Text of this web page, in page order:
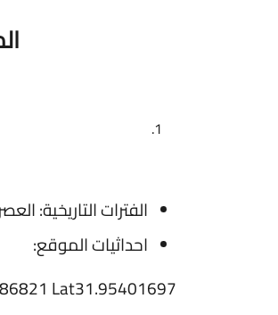
الفترات التاريخية: العصر
احداثيات الموقع:
Lat31.95401697